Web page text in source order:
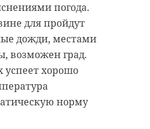
погода.
для пройдут
дожди, местами
возможен град.
успеет хорошо
норму